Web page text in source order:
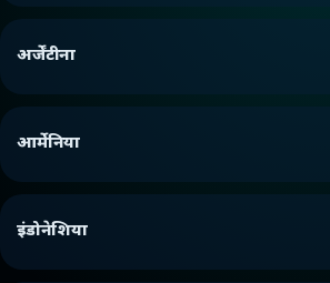
अर्जेंटीना
आर्मेनिया
इंडोनेशिया